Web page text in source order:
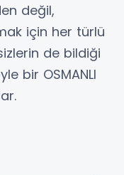
değil,
için her türlü
de bildiği
bir OSMANLI